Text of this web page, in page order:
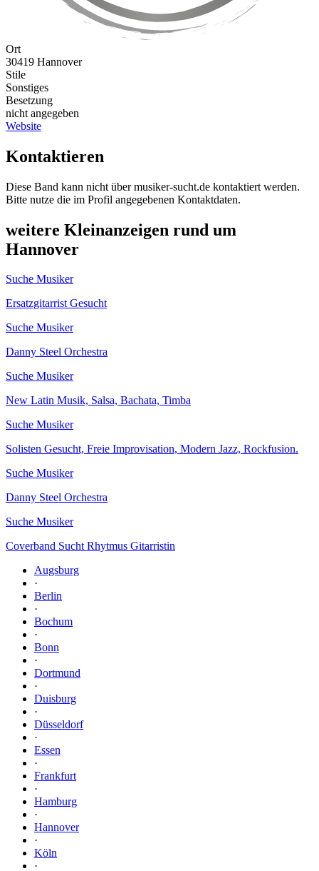
Ort
30419 Hannover
Stile
Sonstiges
Besetzung
nicht angegeben
Website
Kontaktieren
Diese Band kann nicht über musiker-sucht.de kontaktiert werden.
Bitte nutze die im Profil angegebenen Kontaktdaten.
weitere Kleinanzeigen rund um
Hannover
Suche Musiker
Ersatzgitarrist Gesucht
Suche Musiker
Danny Steel Orchestra
Suche Musiker
New Latin Musik, Salsa, Bachata, Timba
Suche Musiker
Solisten Gesucht, Freie Improvisation, Modern Jazz, Rockfusion.
Suche Musiker
Danny Steel Orchestra
Suche Musiker
Coverband Sucht Rhytmus Gitarristin
Augsburg
·
Berlin
·
Bochum
·
Bonn
·
Dortmund
·
Duisburg
·
Düsseldorf
·
Essen
·
Frankfurt
·
Hamburg
·
Hannover
·
Köln
·